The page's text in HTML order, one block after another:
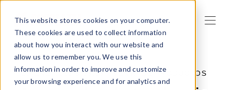
This website stores cookies on your computer.
These cookies are used to collect information
about how you interact with our website and
allow us to remember you. We use this
information in order to improve and customize
your browsing experience and for analytics and
15-ENE-2025 9:39:59 | VENTA DE PRODUCTOS